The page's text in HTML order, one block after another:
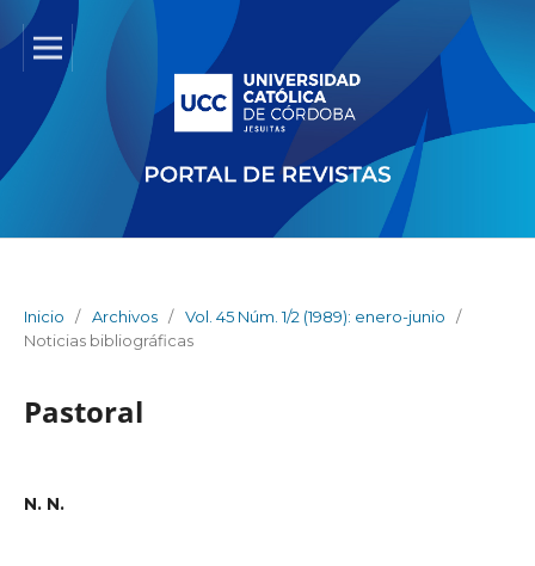
Inicio / Archivos / Vol. 45 Núm. 1/2 (1989): enero-junio
/
Noticias bibliográficas
Pastoral
N. N.